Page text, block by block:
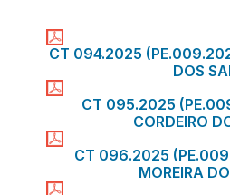
CT 094.2025
DOS
CT 095.2025
CORDEIRO
CT 096.2025
MOREIRA